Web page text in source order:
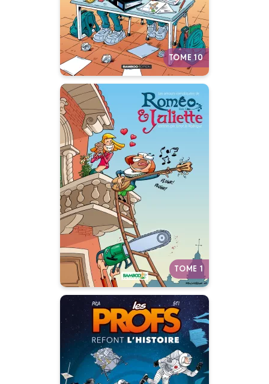
TOME 10
cancre ?
Autres tomes
TOME 1
Les Amours
compliquées de
Roméo et Juliette
Tome 01
Date de parution :
03/02/2010
Autres tomes
Les Profs : Refont
l'histoire
Tome 04